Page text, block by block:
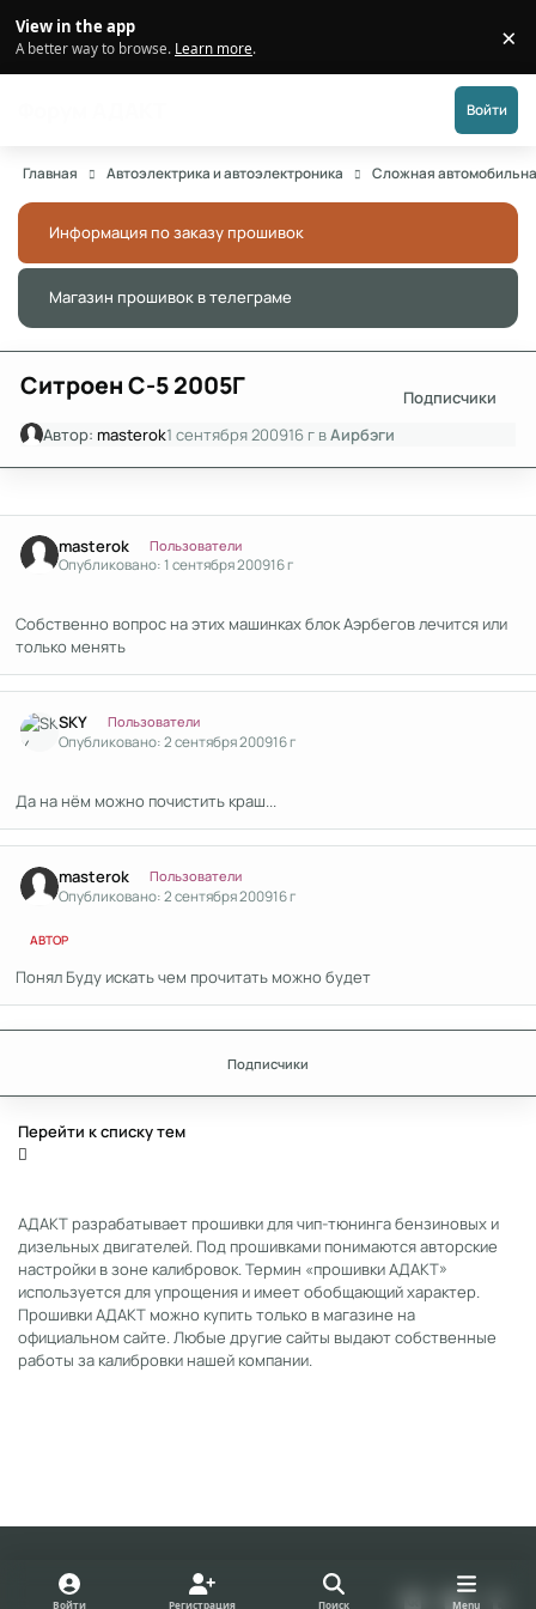
View in the app
A better way to browse. Learn more. ×
Войти
Главная Автоэлектрика и автоэлектроника Сложная
Информация по заказу прошивок
Магазин прошивок в телеграме
Ситроен С-5 2005Г
Подписчики
Автор: masterok1 сентября 200916 г вАирбэги
masterok Пользователи
Опубликовано:1 сентября 200916 г
Собственно вопрос на этих машинках блок Аэрбегов лечится или
только менять
SKY Пользователи
Опубликовано:2 сентября 200916 г
Да на нём можно почистить краш...
masterok Пользователи
Опубликовано:2 сентября 200916 г
АВТОР
Понял Буду искать чем прочитать можно будет
Подписчики
Перейти к списку тем
АДАКТ разрабатывает прошивки для чип-тюнинга бензиновых и
дизельных двигателей. Под прошивками понимаются авторские
настройки в зоне калибровок. Термин «прошивки АДАКТ»
используется для упрощения и имеет обобщающий характер.
Прошивки АДАКТ можно купить только в магазине на
официальном сайте. Любые другие сайты выдают собственные
работы за калибровки нашей компании.
Light ModeDark ModeSystem Preference t
Войти Регистрация Поиск Menu